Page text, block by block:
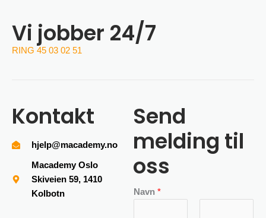
Vi jobber 24/7
RING 45 03 02 51
Kontakt
hjelp@macademy.no
Macademy Oslo
Skiveien 59, 1410
Kolbotn
Send
melding til
oss
Navn *